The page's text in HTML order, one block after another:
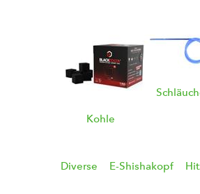
Kohle
Diverse E-Shishakopf